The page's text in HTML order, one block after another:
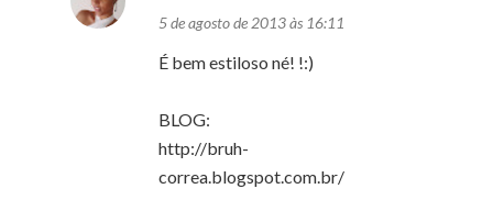
5 de agosto de 2013 às 16:11
É bem estiloso né! !:)
BLOG:
http://bruh-
correa.blogspot.com.br/